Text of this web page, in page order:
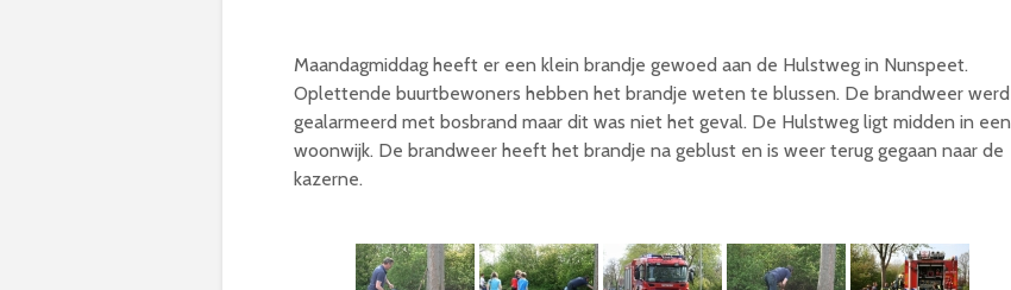
Maandagmiddag heeft er een klein brandje gewoed aan de Hulstweg in Nunspeet.
Oplettende buurtbewoners hebben het brandje weten te blussen. De brandweer werd
gealarmeerd met bosbrand maar dit was niet het geval. De Hulstweg ligt midden in een
woonwijk. De brandweer heeft het brandje na geblust en is weer terug gegaan naar de
kazerne.